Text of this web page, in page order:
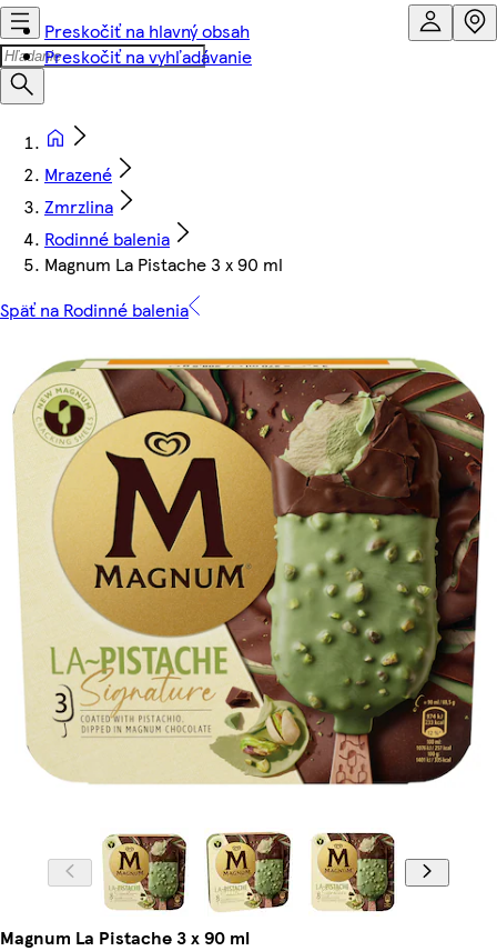
Preskočiť na hlavný obsah
Preskočiť na vyhľadávanie
Mrazené
Zmrzlina
Rodinné balenia
Magnum La Pistache 3 x 90 ml
Späť na Rodinné balenia
Magnum La Pistache 3 x 90 ml